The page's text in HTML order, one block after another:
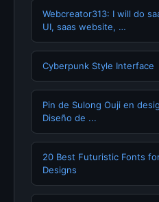
Webcreator313: I will do
UI, saas website, …
Cyberpunk Style Interface
Pin de Sulong Ouji en
Diseño de ...
20 Best Futuristic Fonts
Designs